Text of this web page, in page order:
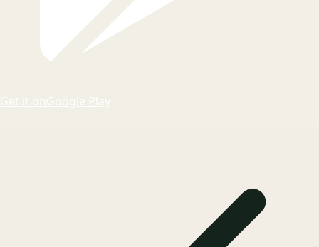
Get it onGoogle Play